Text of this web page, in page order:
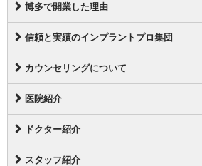
博多で開業した理由
信頼と実績のインプラントプロ集団
カウンセリングについて
医院紹介
ドクター紹介
スタッフ紹介